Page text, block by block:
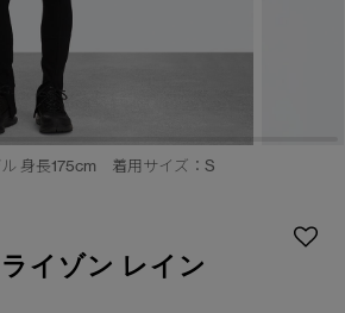
ェア
ー
ン
ェア
ー
ン
身長175cm 着用サイズ：S
イゾン レイン